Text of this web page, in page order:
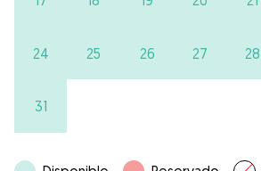
24 25 26 27 28
31